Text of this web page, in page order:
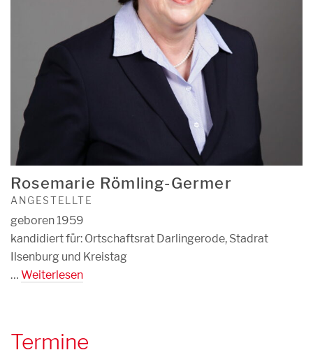
Rosemarie Römling-Germer
ANGESTELLTE
geboren 1959
kandidiert für: Ortschaftsrat Darlingerode, Stadrat
Ilsenburg und Kreistag
… Weiterlesen
Termine